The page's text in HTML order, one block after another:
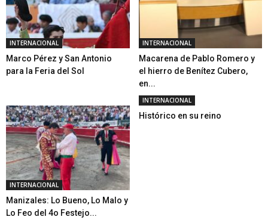
INTERNACIONAL
Marco Pérez y San Antonio
para la Feria del Sol
INTERNACIONAL
Macarena de Pablo Romero y
el hierro de Benítez Cubero,
en...
INTERNACIONAL
Manizales: Lo Bueno, Lo Malo y
Lo Feo del 4o Festejo...
INTERNACIONAL
Histórico en su reino